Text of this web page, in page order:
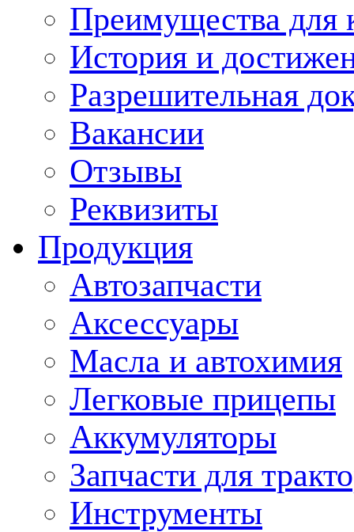
Преимущества для
История и
Разрешительная
Вакансии
Отзывы
Реквизиты
Продукция
Автозапчасти
Аксессуары
Масла и автохимия
Легковые прицепы
Аккумуляторы
Запчасти для
Инструменты